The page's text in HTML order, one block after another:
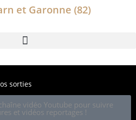
et Garonne (82)
sorties
vidéo Youtube pour suivre
et vidéos reportages !